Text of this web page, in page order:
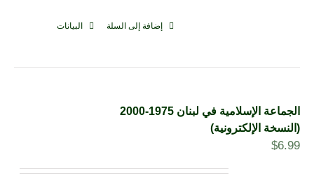
إضافة إلى السلة البيانات
الجماعة الإسلامية في لبنان 1975-2000
(النسخة الإلكترونية)
$6.99